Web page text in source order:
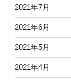
2021年7月
2021年6月
2021年5月
2021年4月